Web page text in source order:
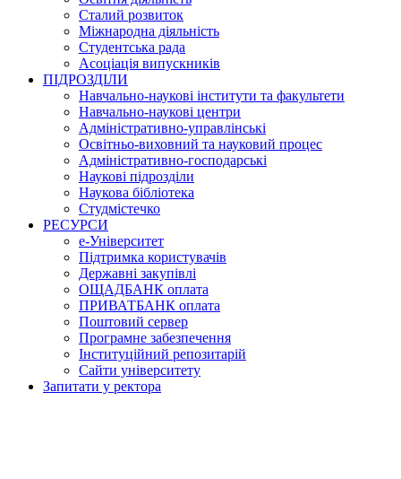
Сталий розвиток
Міжнародна діяльність
Студентська рада
Асоціація випускників
ПІДРОЗДІЛИ
Навчально-наукові інститути та факультети
Навчально-наукові центри
Адміністративно-управлінські
Освітньо-виховний та науковий процес
Адміністративно-господарські
Наукові підрозділи
Наукова бібліотека
Студмістечко
РЕСУРСИ
е-Університет
Підтримка користувачів
Державні закупівлі
ОЩАДБАНК оплата
ПРИВАТБАНК оплата
Поштовий сервер
Програмне забезпечення
Інституційний репозитарій
Сайти університету
Запитати у ректора